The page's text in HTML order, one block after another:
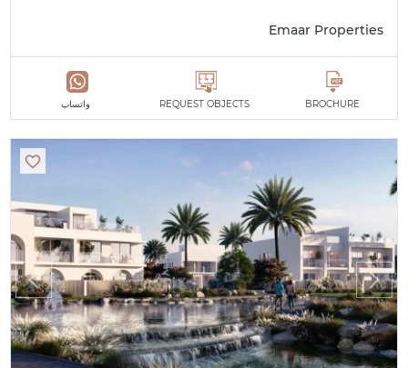
Emaar Properties
BROCHURE
REQUEST OBJECTS واتساپ